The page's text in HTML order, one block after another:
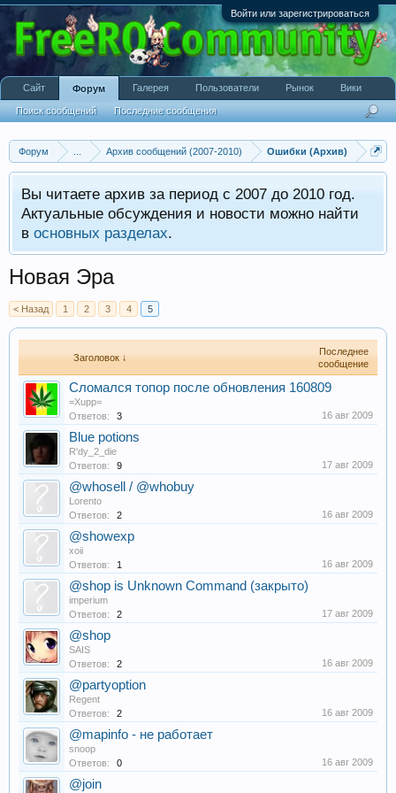
Войти или зарегистрироваться
Форум Архив сообщений (2007-2010) Ошибки (Архив)
Вы читаете архив за период с 2007 до 2010 год.
Актуальные обсуждения и новости можно найти
в основных разделах.
Новая Эра
< Назад 1 2 3 4 5
Заголовок ↓
Последнее
сообщение
Cломался топор после обновления 160809
=Xupp=
Ответов:
3 16 авг 2009
Blue potions
R'dy_2_die
Ответов:
9 17 авг 2009
@whosell / @whobuy
Lorento
Ответов:
2 16 авг 2009
@showexp
xoii
Ответов:
1 16 авг 2009
@shop is Unknown Command (закрыто)
imperium
Ответов:
2 17 авг 2009
@shop
SAIS
Ответов:
2 16 авг 2009
@partyoption
Regent
Ответов:
2 16 авг 2009
@mapinfo - не работает
snoop
Ответов:
0 16 авг 2009
@join
Сайт Форум
Поиск сообщений Последние сообщения
Галерея Пользователи Рынок Вики